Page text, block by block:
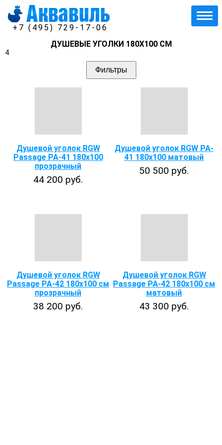
+7 (495) 729-17-06
ДУШЕВЫЕ УГОЛКИ 180Х100 СМ
4
Фильтры
Душевой уголок RGW
Passage PA-41 180х100
прозрачный
44 200 руб.
Душевой уголок RGW PA-
41 180x100 матовый
50 500 руб.
Душевой уголок RGW
Passage PA-42 180x100 см
прозрачный
38 200 руб.
Душевой уголок RGW
Passage PA-42 180x100 см
матовый
43 300 руб.